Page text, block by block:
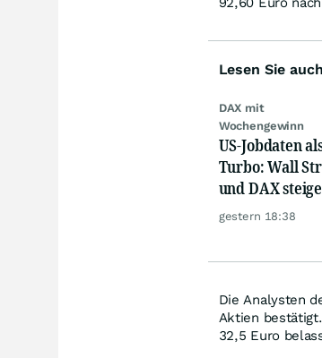
Lesen Sie auch
DAX mit
Wochengewinn
US-Jobdaten
Turbo: Wall
und DAX
Gold glänzt
gestern 18:38
Die Analysten
Aktien
32,5 Euro